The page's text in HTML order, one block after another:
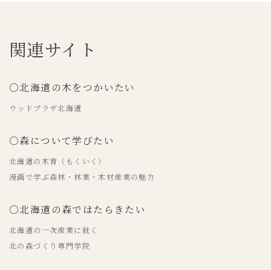
関連サイト
○北海道の木をつかいたい
ウッドプラザ北海道
○森について学びたい
北海道の木育（もくいく）
漫画で学ぶ森林・林業・木材産業の魅力
○北海道の森ではたらきたい
北海道の一次産業に就く
北の森づくり専門学院